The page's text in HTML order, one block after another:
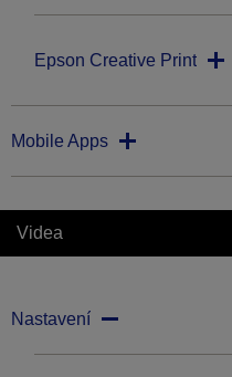
Epson Creative Print
Mobile Apps
Videa
Nastavení